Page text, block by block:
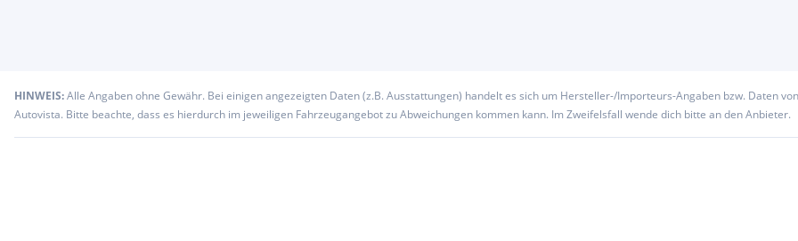
HINWEIS:Alle Angaben ohne Gewähr. Bei einigen angezeigten Daten (z.B. Ausstattungen) handelt es sich um Hersteller-/Importeurs-Angaben bzw. Daten von
Autovista. Bitte beachte, dass es hierdurch im jeweiligen Fahrzeugangebot zu Abweichungen kommen kann. Im Zweifelsfall wende dich bitte an den Anbieter.